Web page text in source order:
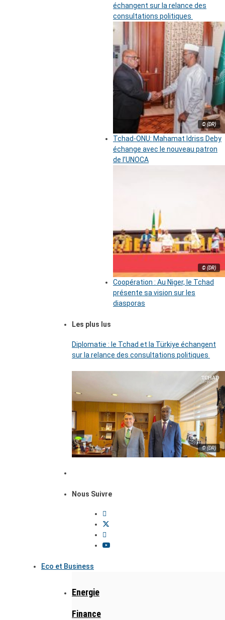
échangent sur la relance des
consultations politiques
© (DR)
Tchad-ONU: Mahamat Idriss Deby
échange avec le nouveau patron
de l’UNOCA
© (DR)
Coopération : Au Niger, le Tchad
présente sa vision sur les
diasporas
Les plus lus
Diplomatie : le Tchad et la Türkiye échangent
sur la relance des consultations politiques
© (DR)
Nous Suivre
Eco et Business
Energie
Finance